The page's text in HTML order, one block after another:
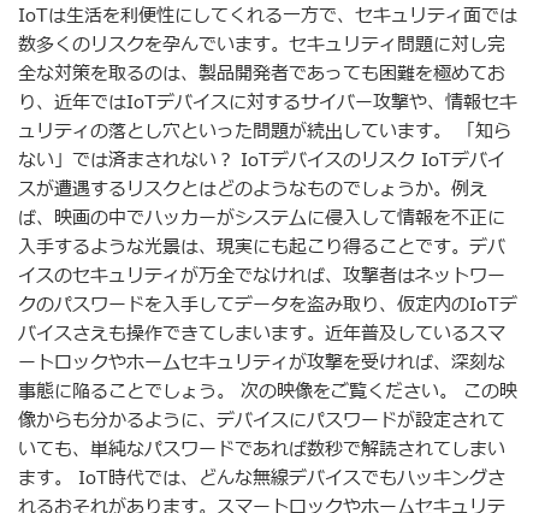
IoTは生活を利便性にしてくれる一方で、セキュリティ面では
数多くのリスクを孕んでいます。セキュリティ問題に対し完
全な対策を取るのは、製品開発者であっても困難を極めてお
り、近年ではIoTデバイスに対するサイバー攻撃や、情報セキ
ュリティの落とし穴といった問題が続出しています。 「知ら
ない」では済まされない？ IoTデバイスのリスク IoTデバイ
スが遭遇するリスクとはどのようなものでしょうか。例え
ば、映画の中でハッカーがシステムに侵入して情報を不正に
入手するような光景は、現実にも起こり得ることです。デバ
イスのセキュリティが万全でなければ、攻撃者はネットワー
クのパスワードを入手してデータを盗み取り、仮定内のIoTデ
バイスさえも操作できてしまいます。近年普及しているスマ
ートロックやホームセキュリティが攻撃を受ければ、深刻な
事態に陥ることでしょう。 次の映像をご覧ください。 この映
像からも分かるように、デバイスにパスワードが設定されて
いても、単純なパスワードであれば数秒で解読されてしまい
ます。 IoT時代では、どんな無線デバイスでもハッキングさ
れるおそれがあります。スマートロックやホームセキュリテ